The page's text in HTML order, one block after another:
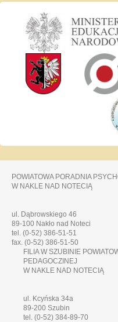
POWIATOWA PORADNIA
W NAKLE NAD NOTECIĄ
ul. Dąbrowskiego 46
89-100 Nakło nad Noteci
tel. (0-52) 386-51-51
fax. (0-52) 386-51-50
FILIA W SZUBINIE
PEDAGOCZINEJ
W NAKLE NAD NOTECIĄ
ul. Kcyńska 34a
89-200 Szubin
tel. (0-52) 384-89-70